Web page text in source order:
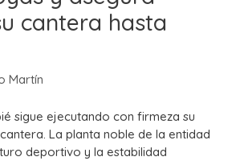
cantera hasta
Martín
sigue ejecutando con firmeza su
La planta noble de la entidad
deportivo y la estabilidad